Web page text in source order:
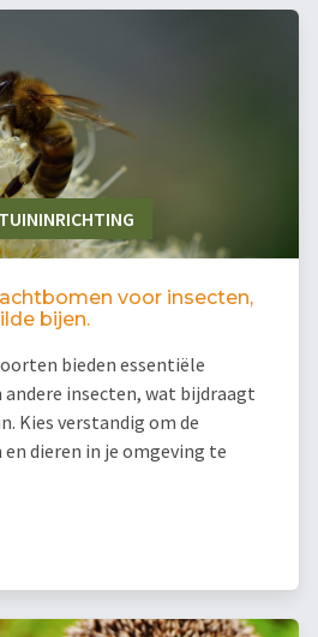
voor insecten,
bijen.
bieden essentiële
andere insecten, wat bijdraagt
Kies verstandig om de
dieren in je omgeving te